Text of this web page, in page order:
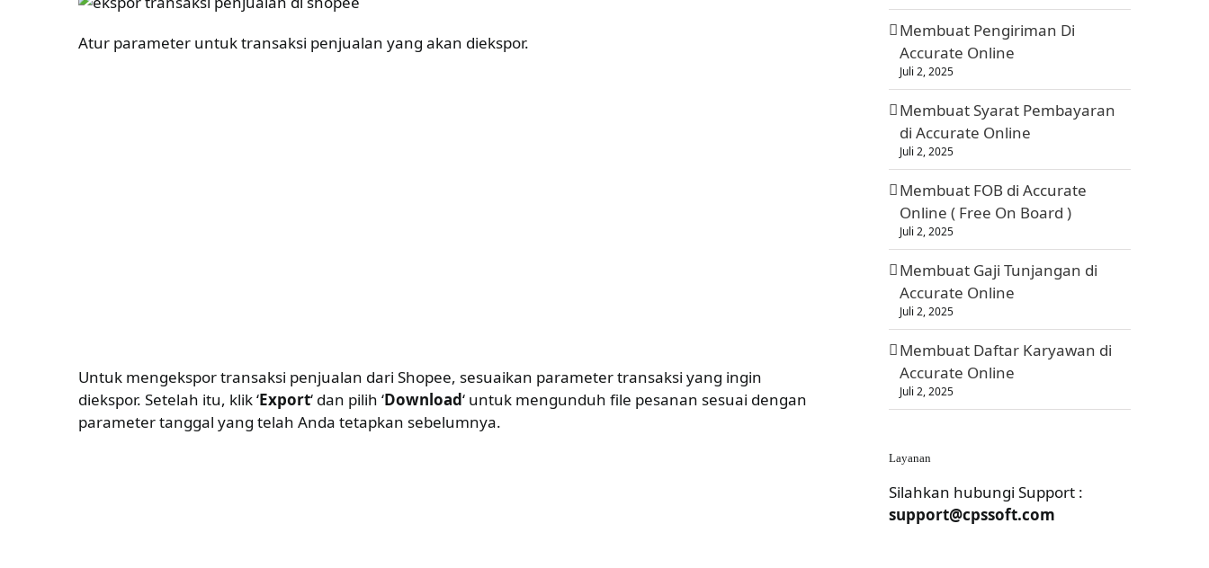
Atur parameter untuk transaksi penjualan yang akan diekspor.
Untuk mengekspor transaksi penjualan dari Shopee, sesuaikan parameter transaksi yang ingin
diekspor. Setelah itu, klik ‘Export‘ dan pilih ‘Download‘ untuk mengunduh file pesanan sesuai dengan
parameter tanggal yang telah Anda tetapkan sebelumnya.
Membuat Pengiriman Di
Accurate Online
Juli 2, 2025
Membuat Syarat Pembayaran
di Accurate Online
Juli 2, 2025
Membuat FOB di Accurate
Online ( Free On Board )
Juli 2, 2025
Membuat Gaji Tunjangan di
Accurate Online
Juli 2, 2025
Membuat Daftar Karyawan di
Accurate Online
Juli 2, 2025
Layanan
Silahkan hubungi Support :
support@cpssoft.com